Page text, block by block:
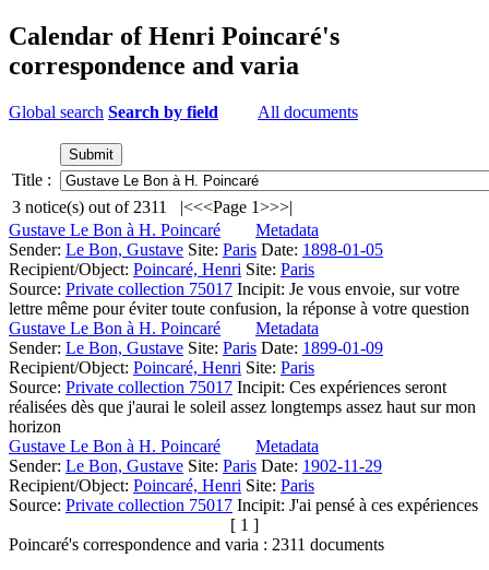
Calendar of Henri Poincaré's
correspondence and varia
Global search Search by field All documents
Title :
3 notice(s) out of 2311 |<<<Page 1>>>|
Gustave Le Bon à H. Poincaré
Metadata
Sender: Le Bon, Gustave Site: Paris Date: 1898-01-05
Recipient/Object: Poincaré, Henri Site: Paris
Source: Private collection 75017 Incipit: Je vous envoie, sur votre
lettre même pour éviter toute confusion, la réponse à votre question
Gustave Le Bon à H. Poincaré
Metadata
Sender: Le Bon, Gustave Site: Paris Date: 1899-01-09
Recipient/Object: Poincaré, Henri Site: Paris
Source: Private collection 75017 Incipit: Ces expériences seront
réalisées dès que j'aurai le soleil assez longtemps assez haut sur mon
horizon
Gustave Le Bon à H. Poincaré
Metadata
Sender: Le Bon, Gustave Site: Paris Date: 1902-11-29
Recipient/Object: Poincaré, Henri Site: Paris
Source: Private collection 75017 Incipit: J'ai pensé à ces expériences
[ 1 ]
Poincaré's correspondence and varia : 2311 documents